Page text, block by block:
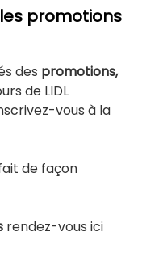
promotions
des promotions,
de LIDL
vous à la
de façon
rendez-vous ici